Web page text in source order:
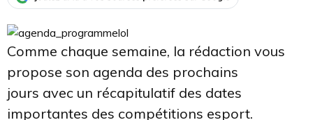
Comme chaque semaine, la rédaction vous
propose son agenda des prochains
jours avec un récapitulatif des dates
importantes des compétitions esport.